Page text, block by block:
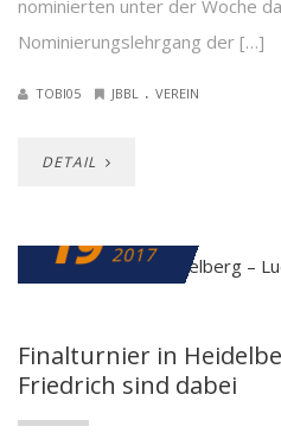
nominierten unter der Woche
Nominierungslehrgang der […]
TOBI05 JBBL . VEREIN
DETAIL
19 2017
Finalturnier in
Friedrich sind dabei